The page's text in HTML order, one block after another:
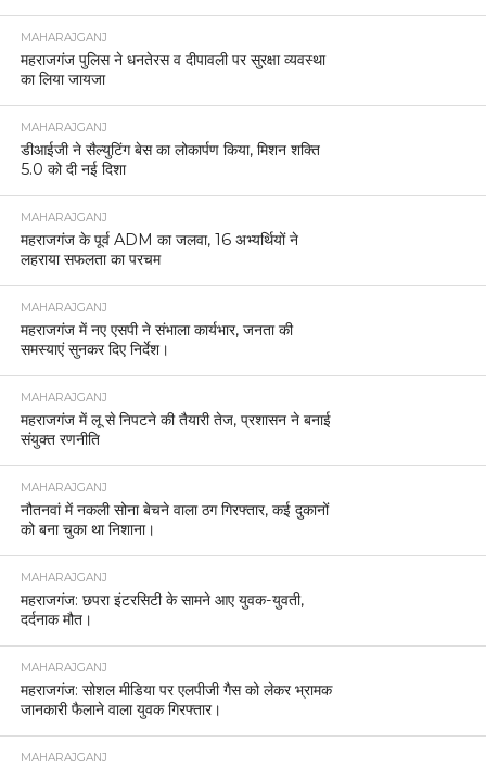
MAHARAJGANJ
महराजगंज पुलिस ने धनतेरस व दीपावली पर सुरक्षा व्यवस्था
का लिया जायजा
MAHARAJGANJ
डीआईजी ने सैल्युटिंग बेस का लोकार्पण किया, मिशन शक्ति
5.0 को दी नई दिशा
MAHARAJGANJ
महराजगंज के पूर्व ADM का जलवा, 16 अभ्यर्थियों ने
लहराया सफलता का परचम
MAHARAJGANJ
महराजगंज में नए एसपी ने संभाला कार्यभार, जनता की
समस्याएं सुनकर दिए निर्देश।
MAHARAJGANJ
महराजगंज में लू से निपटने की तैयारी तेज, प्रशासन ने बनाई
संयुक्त रणनीति
MAHARAJGANJ
नौतनवां में नकली सोना बेचने वाला ठग गिरफ्तार, कई दुकानों
को बना चुका था निशाना।
MAHARAJGANJ
महराजगंज: छपरा इंटरसिटी के सामने आए युवक-युवती,
दर्दनाक मौत।
MAHARAJGANJ
महराजगंज: सोशल मीडिया पर एलपीजी गैस को लेकर भ्रामक
जानकारी फैलाने वाला युवक गिरफ्तार।
MAHARAJGANJ